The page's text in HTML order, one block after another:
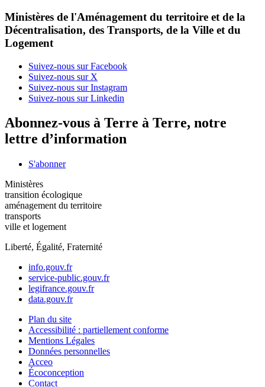
Ministères de l'Aménagement du territoire et de la
Décentralisation, des Transports, de la Ville et du
Logement
Suivez-nous sur Facebook
Suivez-nous sur X
Suivez-nous sur Instagram
Suivez-nous sur Linkedin
Abonnez-vous à Terre à Terre, notre
lettre d’information
S'abonner
Ministères
transition écologique
aménagement du territoire
transports
ville et logement
Liberté, Égalité, Fraternité
info.gouv.fr
service-public.gouv.fr
legifrance.gouv.fr
data.gouv.fr
Plan du site
Accessibilité : partiellement conforme
Mentions Légales
Données personnelles
Acceo
Écoconception
Contact